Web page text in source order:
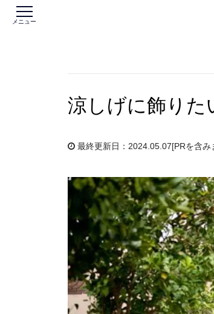
メニュー
涼しげに飾りた
最終更新日：2024.05.07[PRを含み